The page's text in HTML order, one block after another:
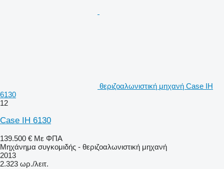
θεριζοαλωνιστική μηχανή Case IH
6130
12
Case IH 6130
139.500 € Με ΦΠΑ
Μηχάνημα συγκομιδής - θεριζοαλωνιστική μηχανή
2013
2.323 ωρ./λειτ.